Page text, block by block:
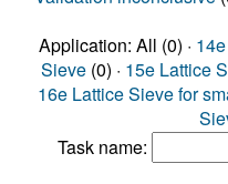
Application: All (0) ·
Sieve (0) · 15e Lattice
16e Lattice Sieve for
Task name: